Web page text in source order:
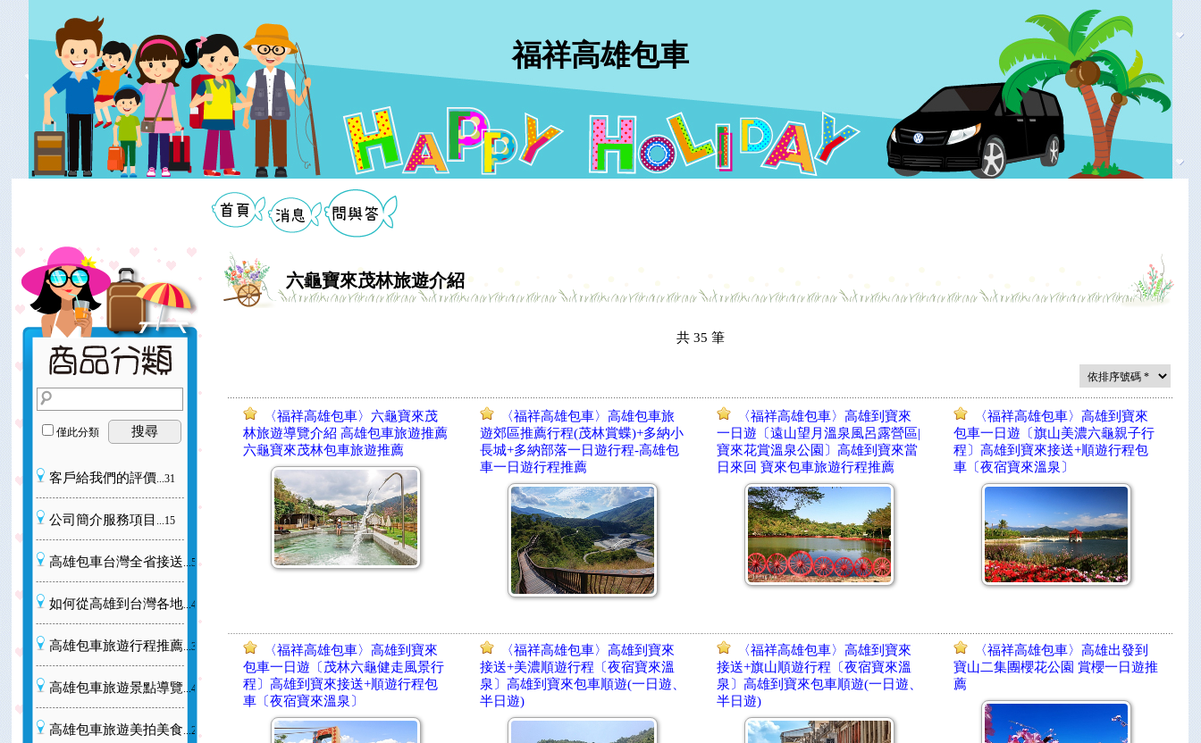
福祥高雄包車
僅此分類 搜尋
客戶給我們的評價...31
公司簡介服務項目 ...15
高雄包車台灣全省接送...56
如何從高雄到台灣各地...40
高雄包車旅遊行程推薦...30
高雄包車旅遊景點導覽...41
高雄包車旅遊美拍美食...20
六龜寶來茂林旅遊介紹
共 35筆
〈福祥高雄包車〉六龜寶來茂
林旅遊導覽介紹 高雄包車旅遊推薦
六龜寶來茂林包車旅遊推薦
〈福祥高雄包車〉高雄包車旅
遊郊區推薦行程(茂林賞蝶)+多納小
長城+多納部落一日遊行程-高雄包
車一日遊行程推薦
〈福祥高雄包車〉高雄到寶來
一日遊〔遠山望月溫泉風呂露營區|
寶來花賞溫泉公園〕高雄到寶來當
日來回 寶來包車旅遊行程推薦
〈福祥高雄包車〉高雄到寶來
包車一日遊〔旗山美濃六龜親子行
程〕高雄到寶來接送+順遊行程包
車〔夜宿寶來溫泉〕
〈福祥高雄包車〉高雄到寶來
包車一日遊〔茂林六龜健走風景行
程〕高雄到寶來接送+順遊行程包
車〔夜宿寶來溫泉〕
〈福祥高雄包車〉高雄到寶來
接送+美濃順遊行程〔夜宿寶來溫
泉〕高雄到寶來包車順遊(一日遊、
半日遊)
〈福祥高雄包車〉高雄到寶來
接送+旗山順遊行程〔夜宿寶來溫
泉〕高雄到寶來包車順遊(一日遊、
半日遊)
〈福祥高雄包車〉高雄出發到
寶山二集團櫻花公園 賞櫻一日遊推
薦